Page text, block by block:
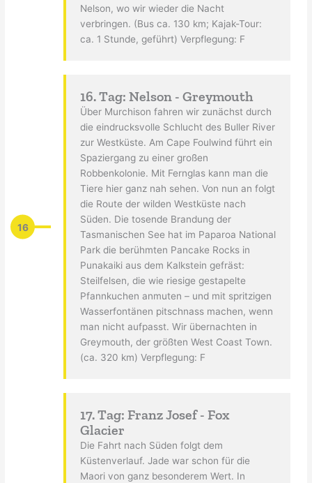
Nelson, wo wir wieder die Nacht
verbringen. (Bus ca. 130 km; Kajak-Tour:
ca. 1 Stunde, geführt) Verpflegung: F
16
16. Tag: Nelson - Greymouth
Über Murchison fahren wir zunächst durch
die eindrucksvolle Schlucht des Buller River
zur Westküste. Am Cape Foulwind führt ein
Spaziergang zu einer großen
Robbenkolonie. Mit Fernglas kann man die
Tiere hier ganz nah sehen. Von nun an folgt
die Route der wilden Westküste nach
Süden. Die tosende Brandung der
Tasmanischen See hat im Paparoa National
Park die berühmten Pancake Rocks in
Punakaiki aus dem Kalkstein gefräst:
Steilfelsen, die wie riesige gestapelte
Pfannkuchen anmuten – und mit spritzigen
Wasserfontänen pitschnass machen, wenn
man nicht aufpasst. Wir übernachten in
Greymouth, der größten West Coast Town.
(ca. 320 km) Verpflegung: F
17. Tag: Franz Josef - Fox
Glacier
Die Fahrt nach Süden folgt dem
Küstenverlauf. Jade war schon für die
Maori von ganz besonderem Wert. In